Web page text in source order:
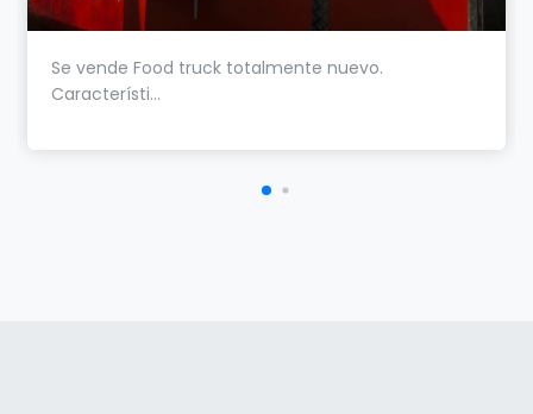
Se vende Food truck totalmente nuevo.
Característi...